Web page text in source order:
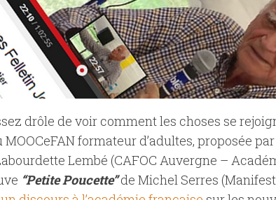
drôle de voir comment les choses se
formateur d’adultes, proposée
Lembé (CAFOC Auvergne –
“Petite Poucette”de Michel Serres